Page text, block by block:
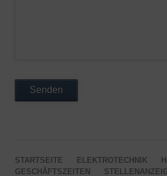
Senden
NAVIGATION
ÜBERSPRINGEN
STARTSEITE ELEKTROTECHNIK
GESCHÄFTSZEITEN